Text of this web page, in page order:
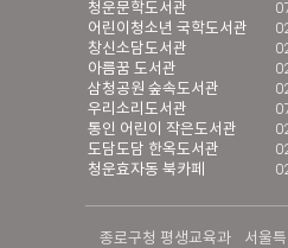
청운문학도서관
어린이청소년 국학도서관
창신소담도서관
아름꿈 도서관
삼청공원 숲속도서관
우리소리도서관
통인 어린이 작은도서관
도담도담 한옥도서관
청운효자동 북카페
종로구청 평생교육과 서울